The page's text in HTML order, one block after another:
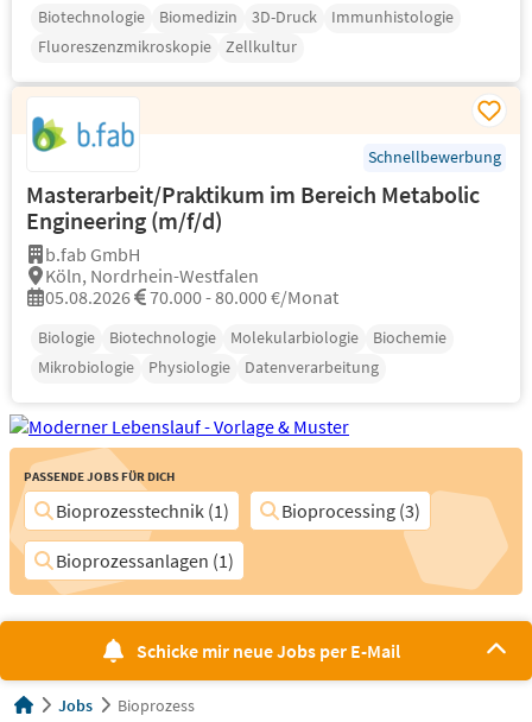
Biotechnologie Biomedizin 3D-Druck
Immunhistologie
Fluoreszenzmikroskopie
Zellkultur
Schnellbewerbung
Masterarbeit/Praktikum im Bereich Metabolic
Engineering (m/f/d)
b.fab GmbH
Köln, Nordrhein-Westfalen
05.08.2026
70.000 - 80.000 €/Monat
Biologie Biotechnologie Molekularbiologie
Biochemie
Mikrobiologie
Physiologie Datenverarbeitung
Passende Jobs für Dich
Bioprozesstechnik (1)
Bioprocessing (3)
Bioprozessanlagen (1)
Schicke mir neue Jobs per E-Mail
Jobs Bioprozess